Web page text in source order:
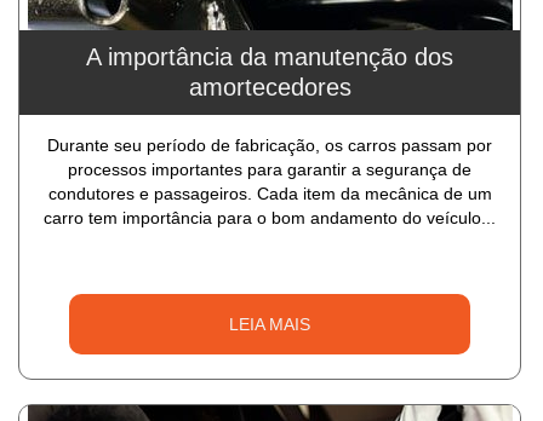
A importância da manutenção dos
amortecedores
Durante seu período de fabricação, os carros passam por
processos importantes para garantir a segurança de
condutores e passageiros. Cada item da mecânica de um
carro tem importância para o bom andamento do veículo...
LEIA MAIS